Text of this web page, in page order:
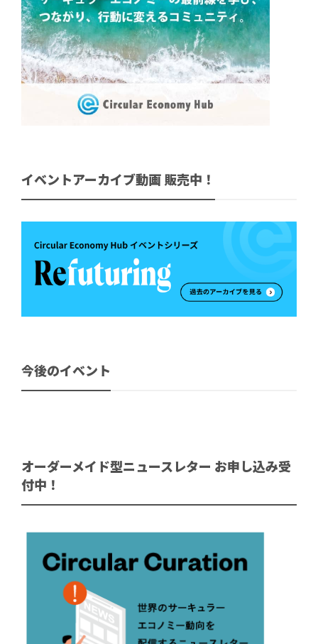
イベントアーカイブ動画 販売中！
今後のイベント
オーダーメイド型ニュースレター お申し込み受
付中！